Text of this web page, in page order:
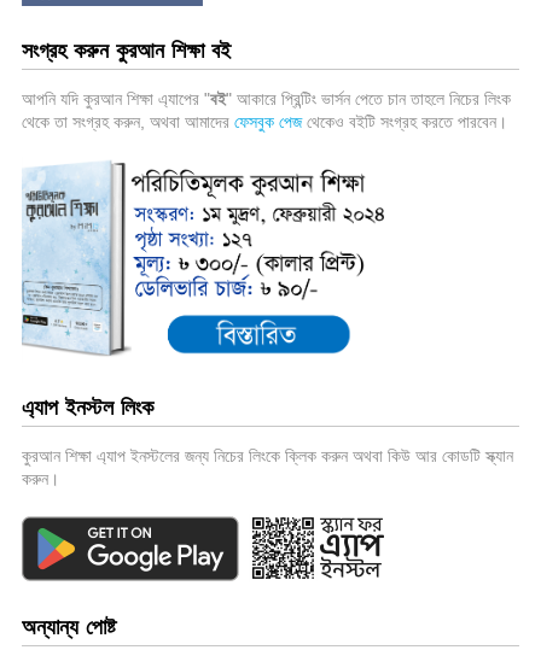
সংগ্রহ করুন কুরআন শিক্ষা বই
আপনি যদি কুরআন শিক্ষা এ্যাপের "বই" আকারে প্রিন্টিং ভার্সন পেতে চান তাহলে নিচের লিংক
থেকে তা সংগ্রহ করুন, অথবা আমাদের ফেসবুক পেজথেকেও বইটি সংগ্রহ করতে পারবেন।
এ্যাপ ইনস্টল লিংক
কুরআন শিক্ষা এ্যাপ ইনস্টলের জন্য নিচের লিংকে ক্লিক করুন অথবা কিউ আর কোডটি স্ক্যান
করুন।
অন্যান্য পোষ্ট